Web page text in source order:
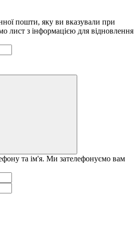
пошти, яку ви вказували при
лист з інформацією для відновлення
та ім'я. Ми зателефонуємо вам